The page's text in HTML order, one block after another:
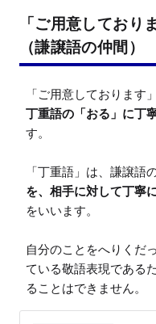
「ご用意しており
（謙譲語の仲間）
「ご用意しております
丁重語の「おる」に丁
す。
「丁重語」は、謙譲語
を、相手に対して丁寧
をいいます。
自分のことをへりくだ
ている敬語表現である
ることはできません。